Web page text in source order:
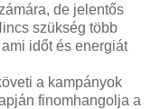
de jelentős
szükség több
időt és energiát
a kampányok
finomhangolja a